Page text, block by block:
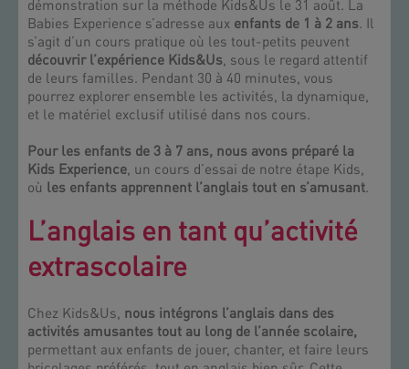
démonstration sur la méthode Kids&Us le 31 août. La
Babies Experience s’adresse aux enfants de 1 à 2 ans. Il
s’agit d’un cours pratique où les tout-petits peuvent
découvrir l’expérience Kids&Us, sous le regard attentif
de leurs familles. Pendant 30 à 40 minutes, vous
pourrez explorer ensemble les activités, la dynamique,
et le matériel exclusif utilisé dans nos cours.
Pour les enfants de 3 à 7 ans, nous avons préparé la
Kids Experience, un cours d’essai de notre étape Kids,
où les enfants apprennent l’anglais tout en s’amusant.
L’anglais en tant qu’activité
extrascolaire
Chez Kids&Us, nous intégrons l’anglais dans des
activités amusantes tout au long de l’année scolaire,
permettant aux enfants de jouer, chanter, et faire leurs